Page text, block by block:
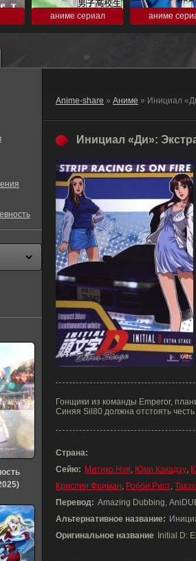
аниме сериал аниме
Anime-share » Аниме » Инициал
Инициал «Ди»:
Гонщики из команды Emperor,
Синяя Sil80 должна отстоять
Страна:
Сейю: Митико Нэя, Юми Какадзу,
Криспин Фриман, Робби Рист,
Перевод: Amazing Dubbing,
Альтернативное название:
Оригинальное название Initial D: